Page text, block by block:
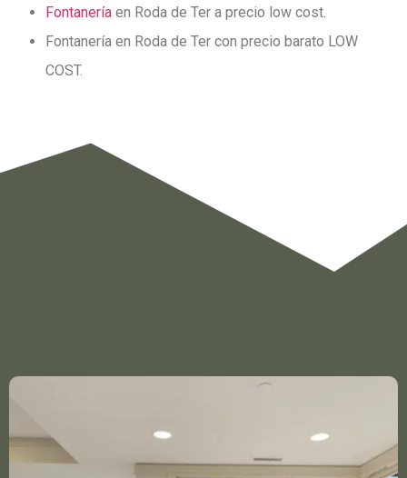
Fontanería en Roda de Ter a precio low cost.
Fontanería en Roda de Ter con precio barato LOW
COST.